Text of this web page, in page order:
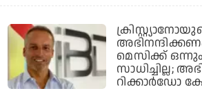
മെസിക്ക്
സാധിച്ചില്ല;
റിക്കാര്‍ഡോ